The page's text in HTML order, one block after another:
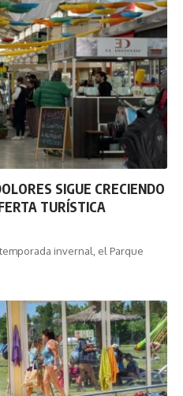
SIGUE CRECIENDO
TURÍSTICA
invernal, el Parque